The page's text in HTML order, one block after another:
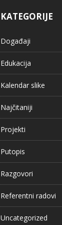
KATEGORIJE
Događaji
Edukacija
Kalendar slike
Najčitaniji
Projekti
Putopis
Razgovori
Referentni radovi
Uncategorized